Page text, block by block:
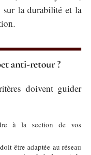
la durabilité et la
anti-retour ?
doivent guider
à la section de vos
être adaptée au réseau